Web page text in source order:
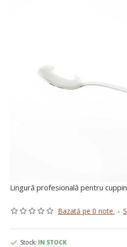
Lingură profesională pentru
Bazată pe 0 note. -
Stock: IN STOCK